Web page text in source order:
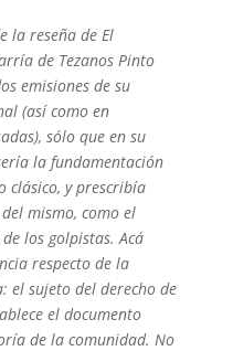
la reseña de El
de Tezanos Pinto
emisiones de su
(así como en
sólo que en su
la fundamentación
clásico, y prescribía
mismo, como el
los golpistas. Acá
respecto de la
el sujeto del derecho de
el documento
de la comunidad. No